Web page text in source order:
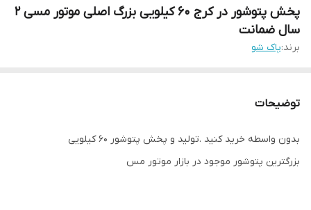
پخش پتوشور در کرج ۶۰ کیلویی بزرگ اصلی موتور مسی ۲
سال ضمانت
برند:پاک شو
توضیحات
بدون واسطه خرید کنید .تولید و پخش پتوشور ۶۰ کیلویی
بزرگترین پتوشور موجود در بازار موتور مس